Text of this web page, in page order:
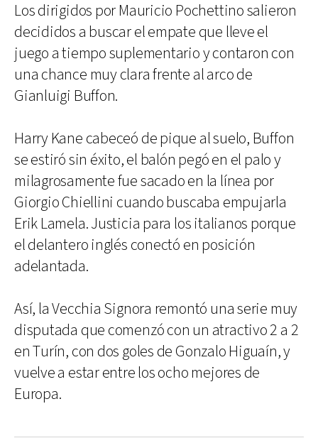
Los dirigidos por Mauricio Pochettino salieron
decididos a buscar el empate que lleve el
juego a tiempo suplementario y contaron con
una chance muy clara frente al arco de
Gianluigi Buffon.
Harry Kane cabeceó de pique al suelo, Buffon
se estiró sin éxito, el balón pegó en el palo y
milagrosamente fue sacado en la línea por
Giorgio Chiellini cuando buscaba empujarla
Erik Lamela. Justicia para los italianos porque
el delantero inglés conectó en posición
adelantada.
Así, la Vecchia Signora remontó una serie muy
disputada que comenzó con un atractivo 2 a 2
en Turín, con dos goles de Gonzalo Higuaín, y
vuelve a estar entre los ocho mejores de
Europa.